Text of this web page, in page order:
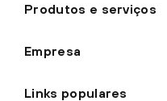
Produtos e serviços
Empresa
Links populares